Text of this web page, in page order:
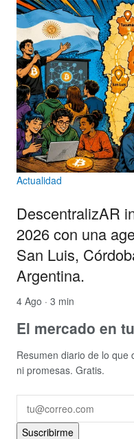
Actualidad
DescentralizAR
2026 con una
San Luis,
Argentina.
4 Ago · 3 min
El mercado en
Resumen diario de lo que
ni promesas. Gratis.
Suscribirme